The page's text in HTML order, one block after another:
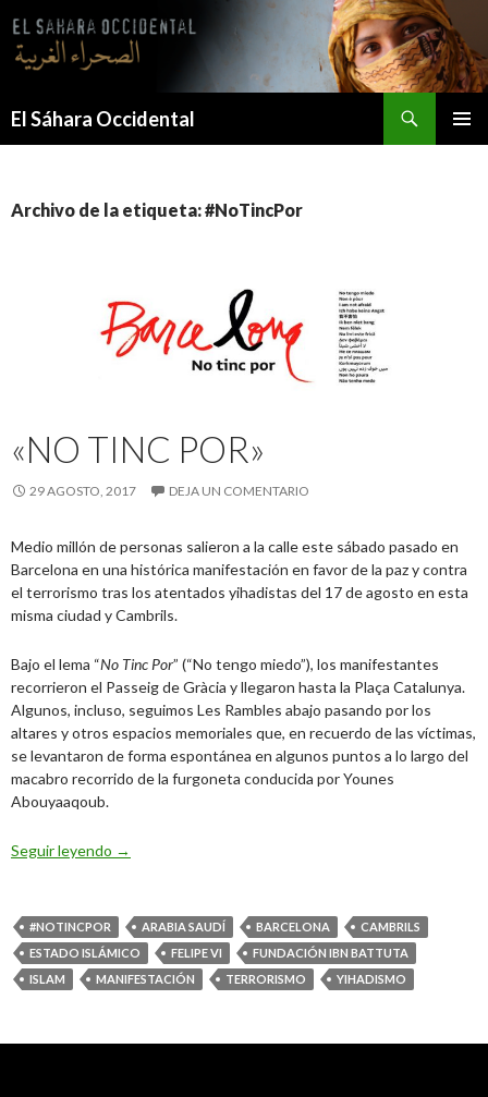
contenido
El Sáhara Occidental
Archivo de la etiqueta: #NoTincPor
«NO TINC POR»
29 AGOSTO, 2017 DEJA UN COMENTARIO
Medio millón de personas salieron a la calle este sábado pasado en
Barcelona en una histórica manifestación en favor de la paz y contra
el terrorismo tras los atentados yihadistas del 17 de agosto en esta
misma ciudad y Cambrils.
Bajo el lema “No Tinc Por” (“No tengo miedo”), los manifestantes
recorrieron el Passeig de Gràcia y llegaron hasta la Plaça Catalunya.
Algunos, incluso, seguimos Les Rambles abajo pasando por los
altares y otros espacios memoriales que, en recuerdo de las víctimas,
se levantaron de forma espontánea en algunos puntos a lo largo del
macabro recorrido de la furgoneta conducida por Younes
Abouyaaqoub.
Seguir leyendo «No tinc por»
→
#NOTINCPOR ARABIA SAUDÍ BARCELONA
CAMBRILS
ESTADO ISLÁMICO
FELIPE VI
FUNDACIÓN IBN BATTUTA
ISLAM
MANIFESTACIÓN TERRORISMO YIHADISMO